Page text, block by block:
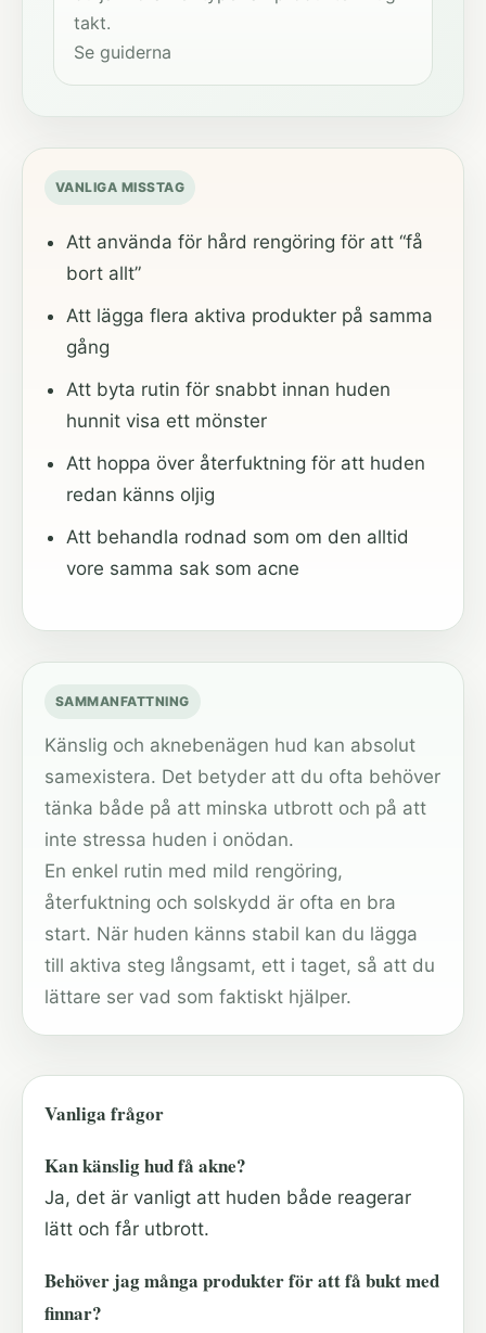
takt.
Se guiderna
VANLIGA MISSTAG
Att använda för hård rengöring för att “få
bort allt”
Att lägga flera aktiva produkter på samma
gång
Att byta rutin för snabbt innan huden
hunnit visa ett mönster
Att hoppa över återfuktning för att huden
redan känns oljig
Att behandla rodnad som om den alltid
vore samma sak som acne
SAMMANFATTNING
Känslig och aknebenägen hud kan absolut
samexistera. Det betyder att du ofta behöver
tänka både på att minska utbrott och på att
inte stressa huden i onödan.
En enkel rutin med mild rengöring,
återfuktning och solskydd är ofta en bra
start. När huden känns stabil kan du lägga
till aktiva steg långsamt, ett i taget, så att du
lättare ser vad som faktiskt hjälper.
Vanliga frågor
Kan känslig hud få akne?
Ja, det är vanligt att huden både reagerar
lätt och får utbrott.
Behöver jag många produkter för att få bukt med
finnar?